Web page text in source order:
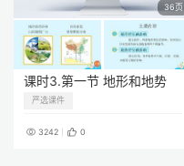
36页
课时3.第一节 地形和地势
严选课件
3242 0